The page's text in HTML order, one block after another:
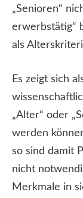
„Senioren“
erwerbstätig“
als
Es zeigt sich
„Alter“ oder
werden
so sind damit
nicht
Merkmale in